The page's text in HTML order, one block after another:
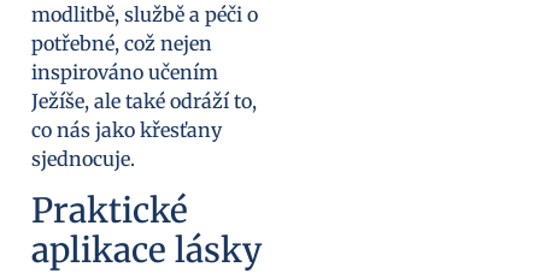
modlitbě, službě a péči o
potřebné, což nejen
inspirováno učením
Ježíše, ale také odráží to,
co nás jako křesťany
sjednocuje.
Praktické
aplikace lásky